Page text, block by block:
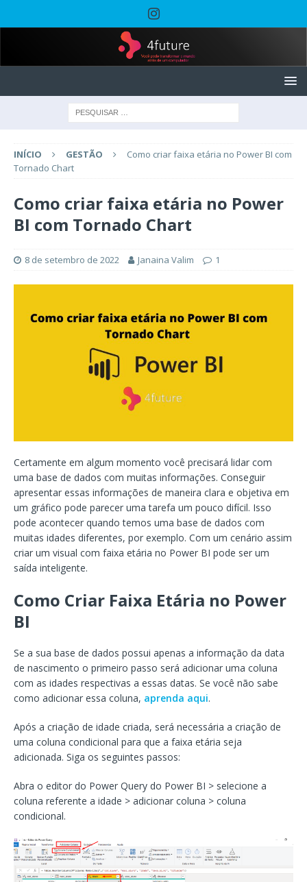
INÍCIO GESTÃO
Como criar faixa etária no Power BI com
Tornado Chart
Como criar faixa etária no Power
BI com Tornado Chart
8 de setembro de 2022 Janaina Valim 1
Certamente em algum momento você precisará lidar com
uma base de dados com muitas informações. Conseguir
apresentar essas informações de maneira clara e objetiva em
um gráfico pode parecer uma tarefa um pouco difícil. Isso
pode acontecer quando temos uma base de dados com
muitas idades diferentes, por exemplo. Com um cenário assim
criar um visual com faixa etária no Power BI pode ser um
saída inteligente.
Como Criar Faixa Etária no Power
BI
Se a sua base de dados possui apenas a informação da data
de nascimento o primeiro passo será adicionar uma coluna
com as idades respectivas a essas datas. Se você não sabe
como adicionar essa coluna, aprenda aqui.
Após a criação de idade criada, será necessária a criação de
uma coluna condicional para que a faixa etária seja
adicionada. Siga os seguintes passos:
Abra o editor do Power Query do Power BI > selecione a
coluna referente a idade > adicionar coluna > coluna
condicional.